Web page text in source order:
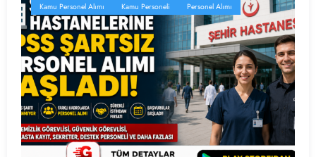
Kamu Personel Alımı Kamu Personeli Personel Alımı